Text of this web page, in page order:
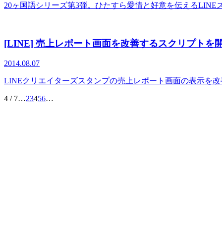
20ヶ国語シリーズ第3弾。ひたすら愛情と好意を伝える
[LINE] 売上レポート画面を改善するスクリプトを
2014.08.07
LINEクリエイターズスタンプの売上レポート画面の表示を
4 / 7…23456…